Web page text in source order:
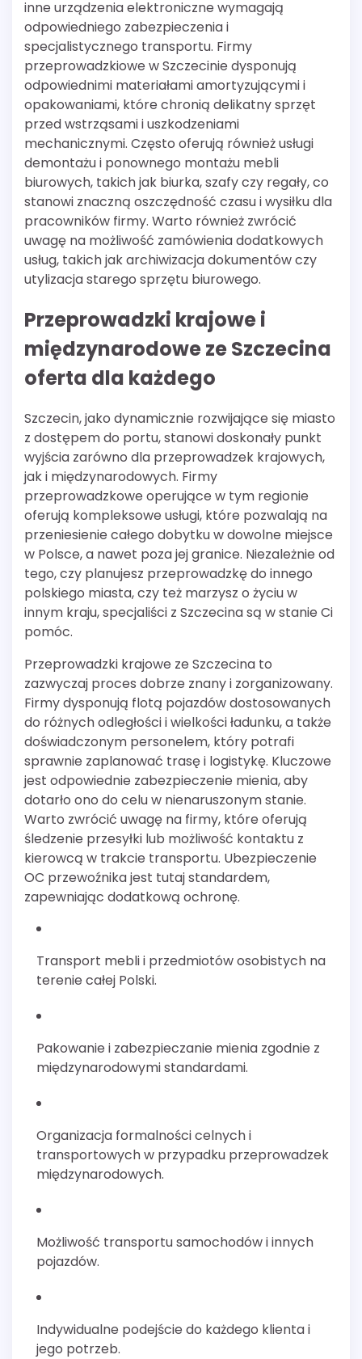
inne urządzenia elektroniczne wymagają
odpowiedniego zabezpieczenia i
specjalistycznego transportu. Firmy
przeprowadzkiowe w Szczecinie dysponują
odpowiednimi materiałami amortyzującymi i
opakowaniami, które chronią delikatny sprzęt
przed wstrząsami i uszkodzeniami
mechanicznymi. Często oferują również usługi
demontażu i ponownego montażu mebli
biurowych, takich jak biurka, szafy czy regały, co
stanowi znaczną oszczędność czasu i wysiłku dla
pracowników firmy. Warto również zwrócić
uwagę na możliwość zamówienia dodatkowych
usług, takich jak archiwizacja dokumentów czy
utylizacja starego sprzętu biurowego.
Przeprowadzki krajowe i
międzynarodowe ze Szczecina
oferta dla każdego
Szczecin, jako dynamicznie rozwijające się miasto
z dostępem do portu, stanowi doskonały punkt
wyjścia zarówno dla przeprowadzek krajowych,
jak i międzynarodowych. Firmy
przeprowadzkowe operujące w tym regionie
oferują kompleksowe usługi, które pozwalają na
przeniesienie całego dobytku w dowolne miejsce
w Polsce, a nawet poza jej granice. Niezależnie od
tego, czy planujesz przeprowadzkę do innego
polskiego miasta, czy też marzysz o życiu w
innym kraju, specjaliści z Szczecina są w stanie Ci
pomóc.
Przeprowadzki krajowe ze Szczecina to
zazwyczaj proces dobrze znany i zorganizowany.
Firmy dysponują flotą pojazdów dostosowanych
do różnych odległości i wielkości ładunku, a także
doświadczonym personelem, który potrafi
sprawnie zaplanować trasę i logistykę. Kluczowe
jest odpowiednie zabezpieczenie mienia, aby
dotarło ono do celu w nienaruszonym stanie.
Warto zwrócić uwagę na firmy, które oferują
śledzenie przesyłki lub możliwość kontaktu z
kierowcą w trakcie transportu. Ubezpieczenie
OC przewoźnika jest tutaj standardem,
zapewniając dodatkową ochronę.
Transport mebli i przedmiotów osobistych na
terenie całej Polski.
Pakowanie i zabezpieczanie mienia zgodnie z
międzynarodowymi standardami.
Organizacja formalności celnych i
transportowych w przypadku przeprowadzek
międzynarodowych.
Możliwość transportu samochodów i innych
pojazdów.
Indywidualne podejście do każdego klienta i
jego potrzeb.